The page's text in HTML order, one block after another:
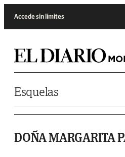
Accede sin límites
Esquelas
DOÑA MARGARITA